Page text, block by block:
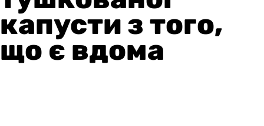
капусти з того,
що є вдома